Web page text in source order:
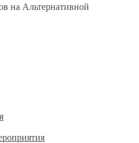
на Альтернативной